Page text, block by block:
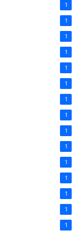
1
1
1
1
1
1
1
1
1
1
1
1
1
1
1